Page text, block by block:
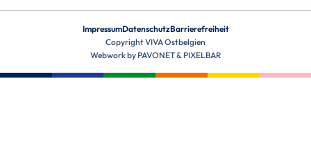
ImpressumDatenschutzBarrierefreiheit
Copyright VIVA Ostbelgien
Webwork by PAVONET& PIXELBAR